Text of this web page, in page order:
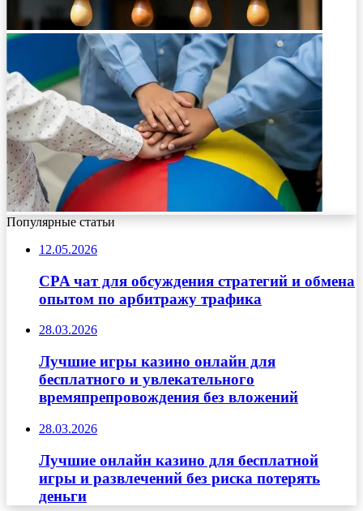
Популярные статьи
12.05.2026
CPA чат для обсуждения стратегий и обмена
опытом по арбитражу трафика
28.03.2026
Лучшие игры казино онлайн для
бесплатного и увлекательного
времяпрепровождения без вложений
28.03.2026
Лучшие онлайн казино для бесплатной
игры и развлечений без риска потерять
деньги